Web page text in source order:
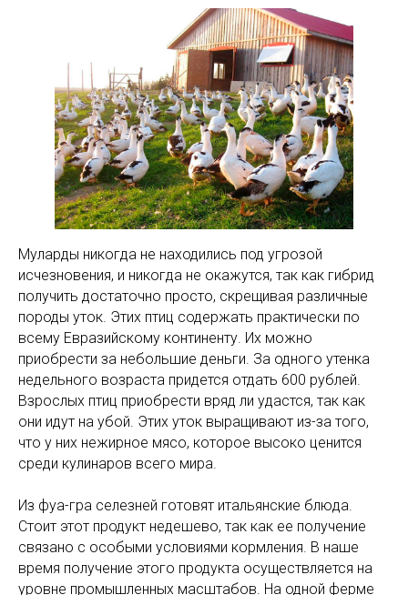
Муларды никогда не находились под угрозой
исчезновения, и никогда не окажутся, так как гибрид
получить достаточно просто, скрещивая различные
породы уток. Этих птиц содержать практически по
всему Евразийскому континенту. Их можно
приобрести за небольшие деньги. За одного утенка
недельного возраста придется отдать 600 рублей.
Взрослых птиц приобрести вряд ли удастся, так как
они идут на убой. Этих уток выращивают из-за того,
что у них нежирное мясо, которое высоко ценится
среди кулинаров всего мира.
Из фуа-гра селезней готовят итальянские блюда.
Стоит этот продукт недешево, так как ее получение
связано с особыми условиями кормления. В наше
время получение этого продукта осуществляется на
уровне промышленных масштабов. На одной ферме